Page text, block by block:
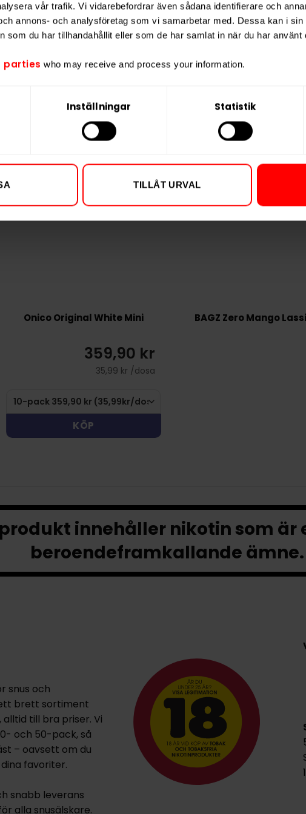
vår trafik. Vi vidarebefordrar även sådana identifierare och
annons- och analysföretag som vi samarbetar med. Dessa kan i
som du har tillhandahållit eller som de har samlat in när du har använt
parties who may receive and process your information.
Inställningar Statistik
TILLÅT URVAL
Tillverkare
Onico Original White Mini
359,90 kr
35,99 kr /dosa
KÖP
BAGZ Zero Mango Lassi
innehåller nikotin som är
beroendeframkallande ämne.
snus och
brett sortiment
till bra priser. Vi
och 50-pack, så
– oavsett om du
favoriter.
snabb leverans
alla snusälskare.